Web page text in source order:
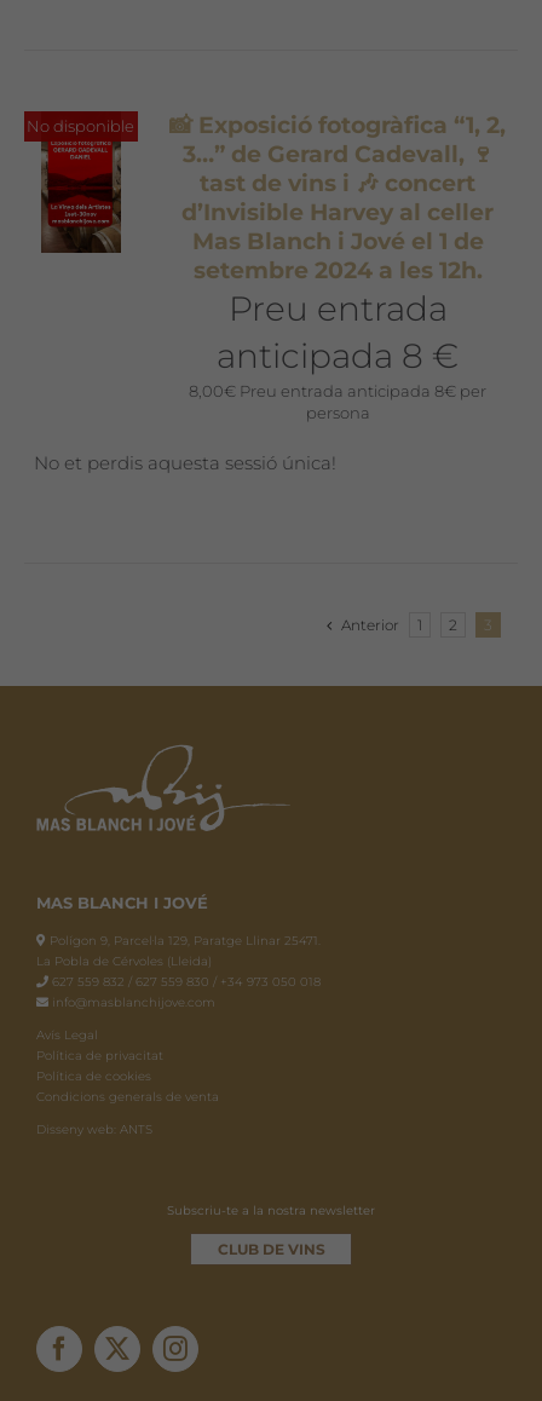
No disponible
📸 Exposició fotogràfica “1, 2,
3…” de Gerard Cadevall, 🍷
tast de vins i 🎶 concert
d’Invisible Harvey al celler
Mas Blanch i Jové el 1 de
setembre 2024 a les 12h.
Preu entrada
anticipada 8 €
8,00€ Preu entrada anticipada 8€ per
persona
No et perdis aquesta sessió única!
Anterior 1 2 3
MAS BLANCH I JOVÉ
Polígon 9, Parcel·la 129, Paratge Llinar 25471.
La Pobla de Cérvoles (Lleida)
627 559 832 / 627 559 830 / +34 973 050 018
info@masblanchijove.com
Avís Legal
Política de privacitat
Política de cookies
Condicions generals de venta
Disseny web: ANTS
Subscriu-te a la nostra newsletter
CLUB DE VINS